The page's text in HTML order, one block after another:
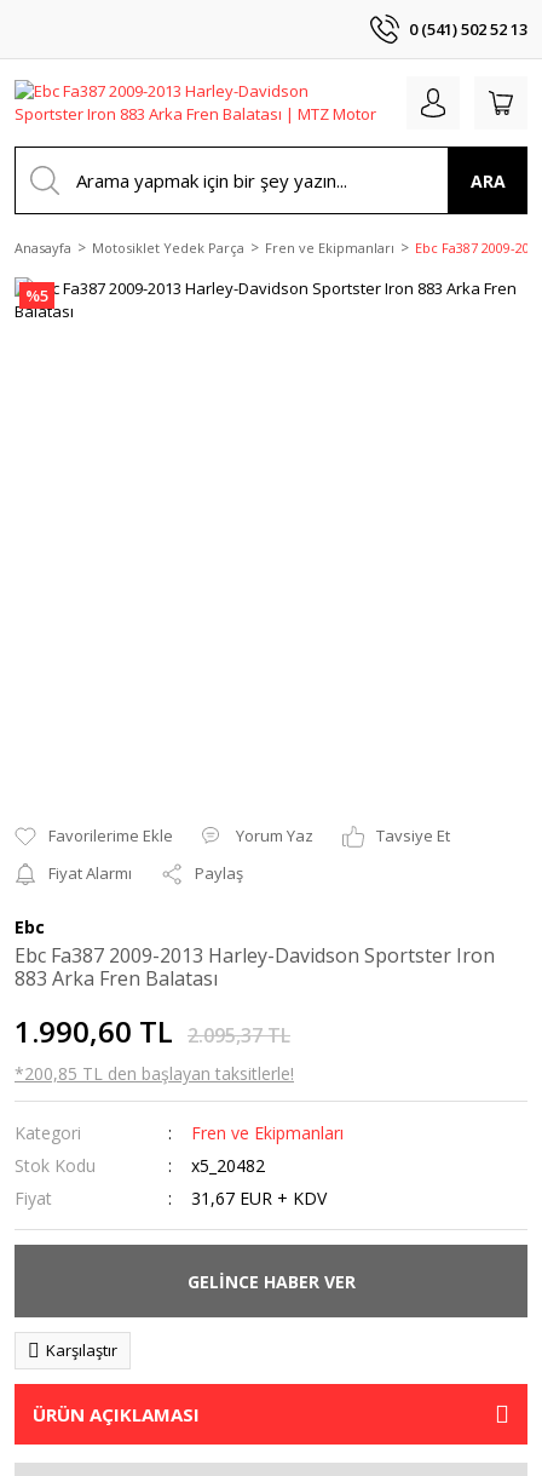
0 (541) 502 52 13
ARA
Anasayfa Motosiklet Yedek Parça Fren ve Ekipmanları Ebc Fa387 2009-
%5
Yorum Yaz
Tavsiye Et
Fiyat Alarmı
Paylaş
Ebc
Ebc Fa387 2009-2013 Harley-Davidson Sportster Iron
883 Arka Fren Balatası
1.990,60 TL 2.095,37 TL
*200,85 TL den başlayan taksitlerle!
Kategori
Fren ve Ekipmanları
Stok Kodu
x5_20482
Fiyat
31,67 EUR + KDV
GELİNCE HABER VER
Karşılaştır
ÜRÜN AÇIKLAMASI